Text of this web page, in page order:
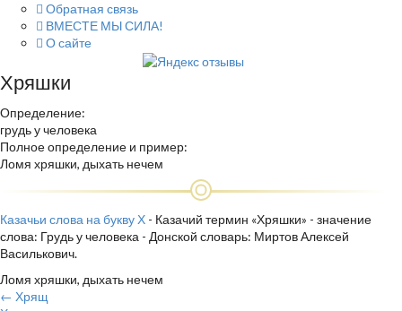
Обратная связь
ВМЕСТЕ МЫ СИЛА!
О сайте
Хряшки
Определение:
грудь у человека
Полное определение и пример:
Ломя хряшки, дыхать нечем
Казачьи слова на букву Х - Казачий термин «Хряшки» - значение
слова: Грудь у человека - Донской словарь: Миртов Алексей
Василькович.
Ломя хряшки, дыхать нечем
← Хрящ